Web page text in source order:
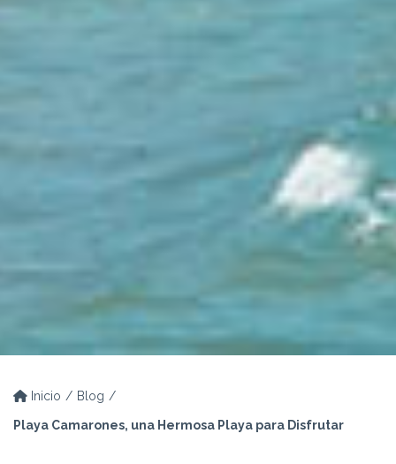
Inicio Blog
Playa Camarones, una Hermosa Playa para Disfrutar